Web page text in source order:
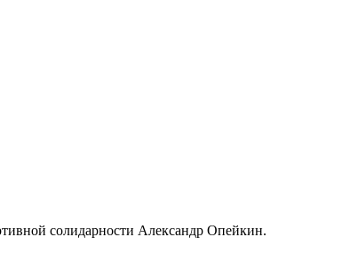
солидарности Александр Опейкин.